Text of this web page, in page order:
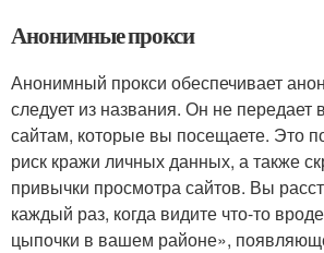
Анонимные прокси
Анонимный прокси обеспечивает
следует из названия. Он не передает
сайтам, которые вы посещаете. Это
риск кражи личных данных, а также
привычки просмотра сайтов. Вы
каждый раз, когда видите что-то
цыпочки в вашем районе»,